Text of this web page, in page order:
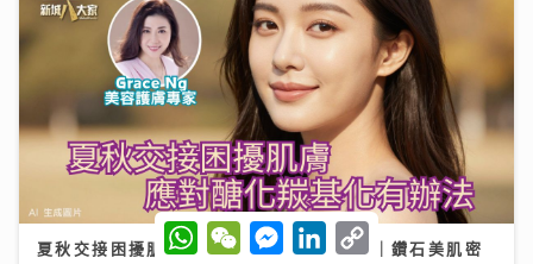
夏秋交接困擾肌膚 應對醣化羰基化有辦法｜鑽石美肌密
W
h
W
e
M
e
L
C
o